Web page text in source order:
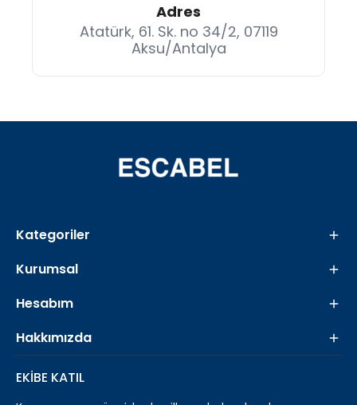
Adres
Atatürk, 61. Sk. no 34/2, 07119
Aksu/Antalya
Kategoriler
Kurumsal
Hesabım
Hakkımızda
EKİBE KATIL